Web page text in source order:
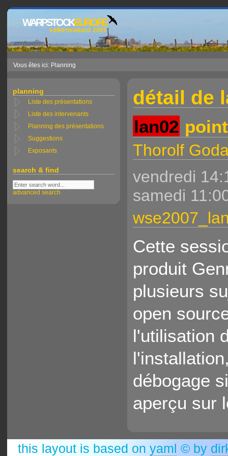
WARPSTOCKEUROPE
valkenswaard 2007
Vous êtes ici: Planning
planning
Liste des présentations
Liste des intervenants
Planning des présentations
Suggestions
Exposants
search & find
advanced search
détail de
lan02
Thorolf
vendredi
samedi
Cette
produit
plusieurs
open
l'utilisation
débogage
aperçu sur
this layout is based on yaml © by